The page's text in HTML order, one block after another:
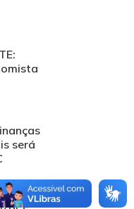
será
e